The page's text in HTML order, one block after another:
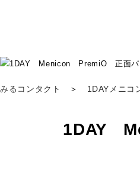
みるコンタクト ＞ 1DAYメニコ
1DAY